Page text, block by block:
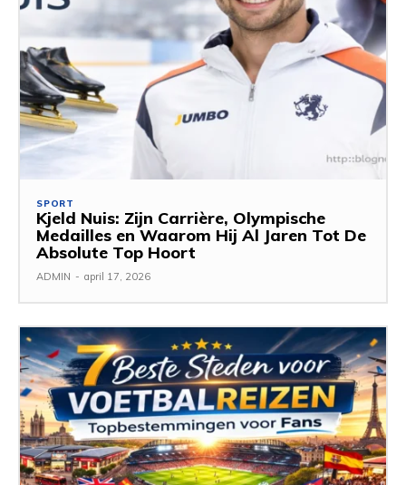
SPORT
Kjeld Nuis: Zijn Carrière, Olympische
Medailles en Waarom Hij Al Jaren Tot De
Absolute Top Hoort
ADMIN - april 17, 2026